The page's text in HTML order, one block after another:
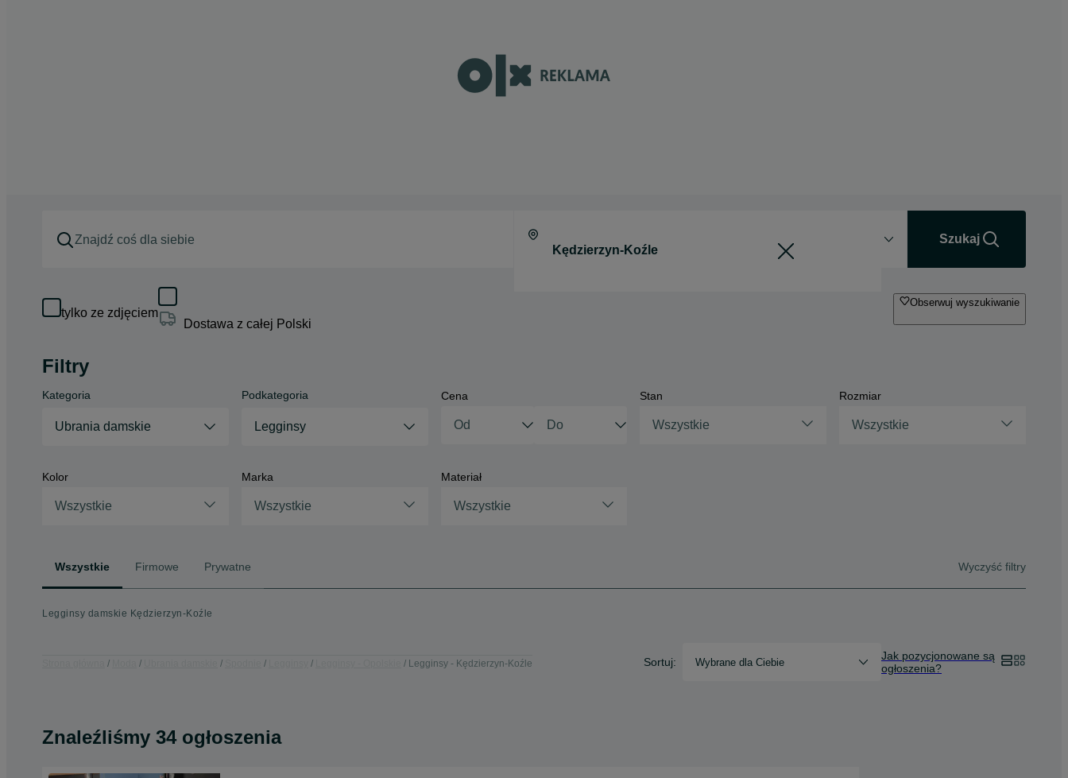
Szukaj
tylko ze zdjęciem
Dostawa z całej Polski
Obserwuj wyszukiwanie
Filtry
Kategoria
Ubrania damskie
Podkategoria
Legginsy
Cena Stan
Wszystkie
Rozmiar
Wszystkie
Kolor
Wszystkie
Marka
Wszystkie
Materiał
Wszystkie
Wszystkie Firmowe Prywatne Wyczyść filtry
Legginsy damskie Kędzierzyn-Koźle
Legginsy - Kędzierzyn-Koźle Sortuj: Wybrane dla Ciebie
Jak pozycjonowane są
ogłoszenia?
Znaleźliśmy 34 ogłoszenia